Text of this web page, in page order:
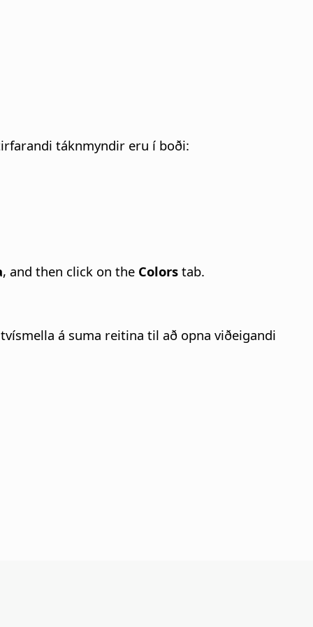
táknmyndir eru í boði:
, and then click on the Colors tab.
á suma reitina til að opna viðeigandi